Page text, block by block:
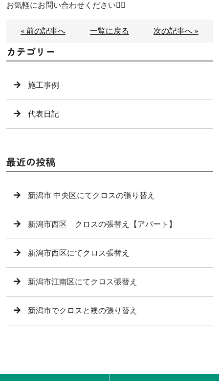
お気軽にお問い合わせください🙆‍♂️
« 前の記事へ 一覧に戻る 次の記事へ »
カテゴリー
施工事例
代表日記
最近の投稿
新潟市 中央区にてクロスの張り替え
新潟市西区 クロスの張替え【アパート】
新潟市西区にてクロス張替え
新潟市江南区にてクロス張替え
新潟市でクロスと襖の張り替え